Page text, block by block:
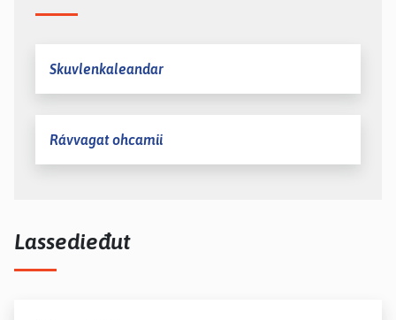
Skuvlenkaleandar
Rávvagat ohcamii
Lassedieđut